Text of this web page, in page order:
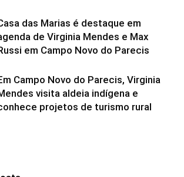
das Marias é destaque em
de Virginia Mendes e Max
em Campo Novo do Parecis
Campo Novo do Parecis, Virginia
visita aldeia indígena e
projetos de turismo rural